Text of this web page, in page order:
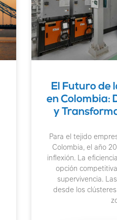
El Futuro de
en Colombia:
y
Para el tejido
Colombia, el año
inflexión. La
opción
supervivencia.
desde los